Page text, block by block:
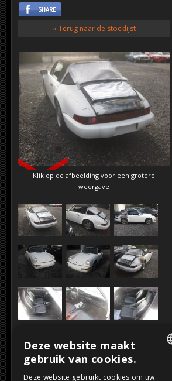
« Terug naar de stocklijst
SOLD
Klik op de afbeelding voor een grotere
weergave
Deze website maakt
gebruik van cookies.
Deze website gebruikt cookies om uw